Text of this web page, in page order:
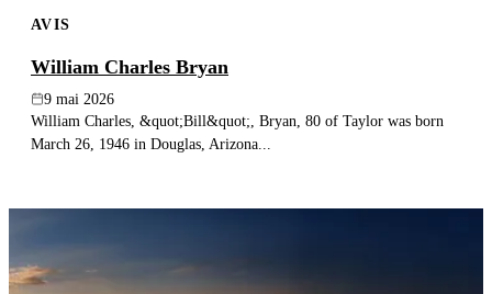
AVIS
William Charles Bryan
9 mai 2026
William Charles, &quot;Bill&quot;, Bryan, 80 of Taylor was born
March 26, 1946 in Douglas, Arizona...